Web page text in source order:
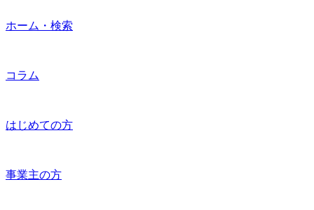
ホーム・検索
コラム
はじめての方
事業主の方